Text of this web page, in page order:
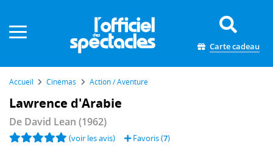
Carte cadeau
Accueil Cinémas Action / Aventure
Lawrence d'Arabie
De David Lean (1962)
(voir les avis) Favoris (7)